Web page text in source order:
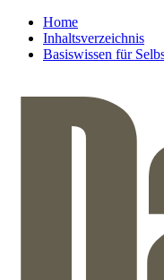
Home
Inhaltsverzeichnis
Basiswissen für